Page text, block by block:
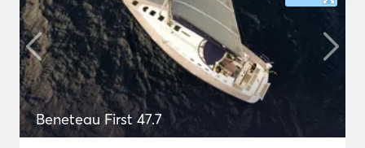
Beneteau First 47.7